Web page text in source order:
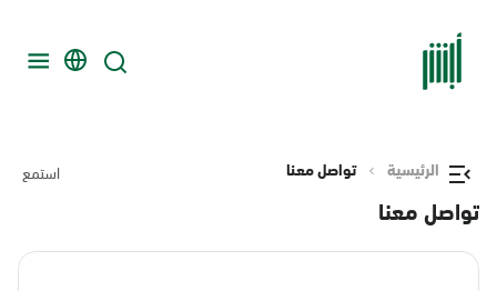
الرئيسية تواصل معنا استمع
تواصل معنا